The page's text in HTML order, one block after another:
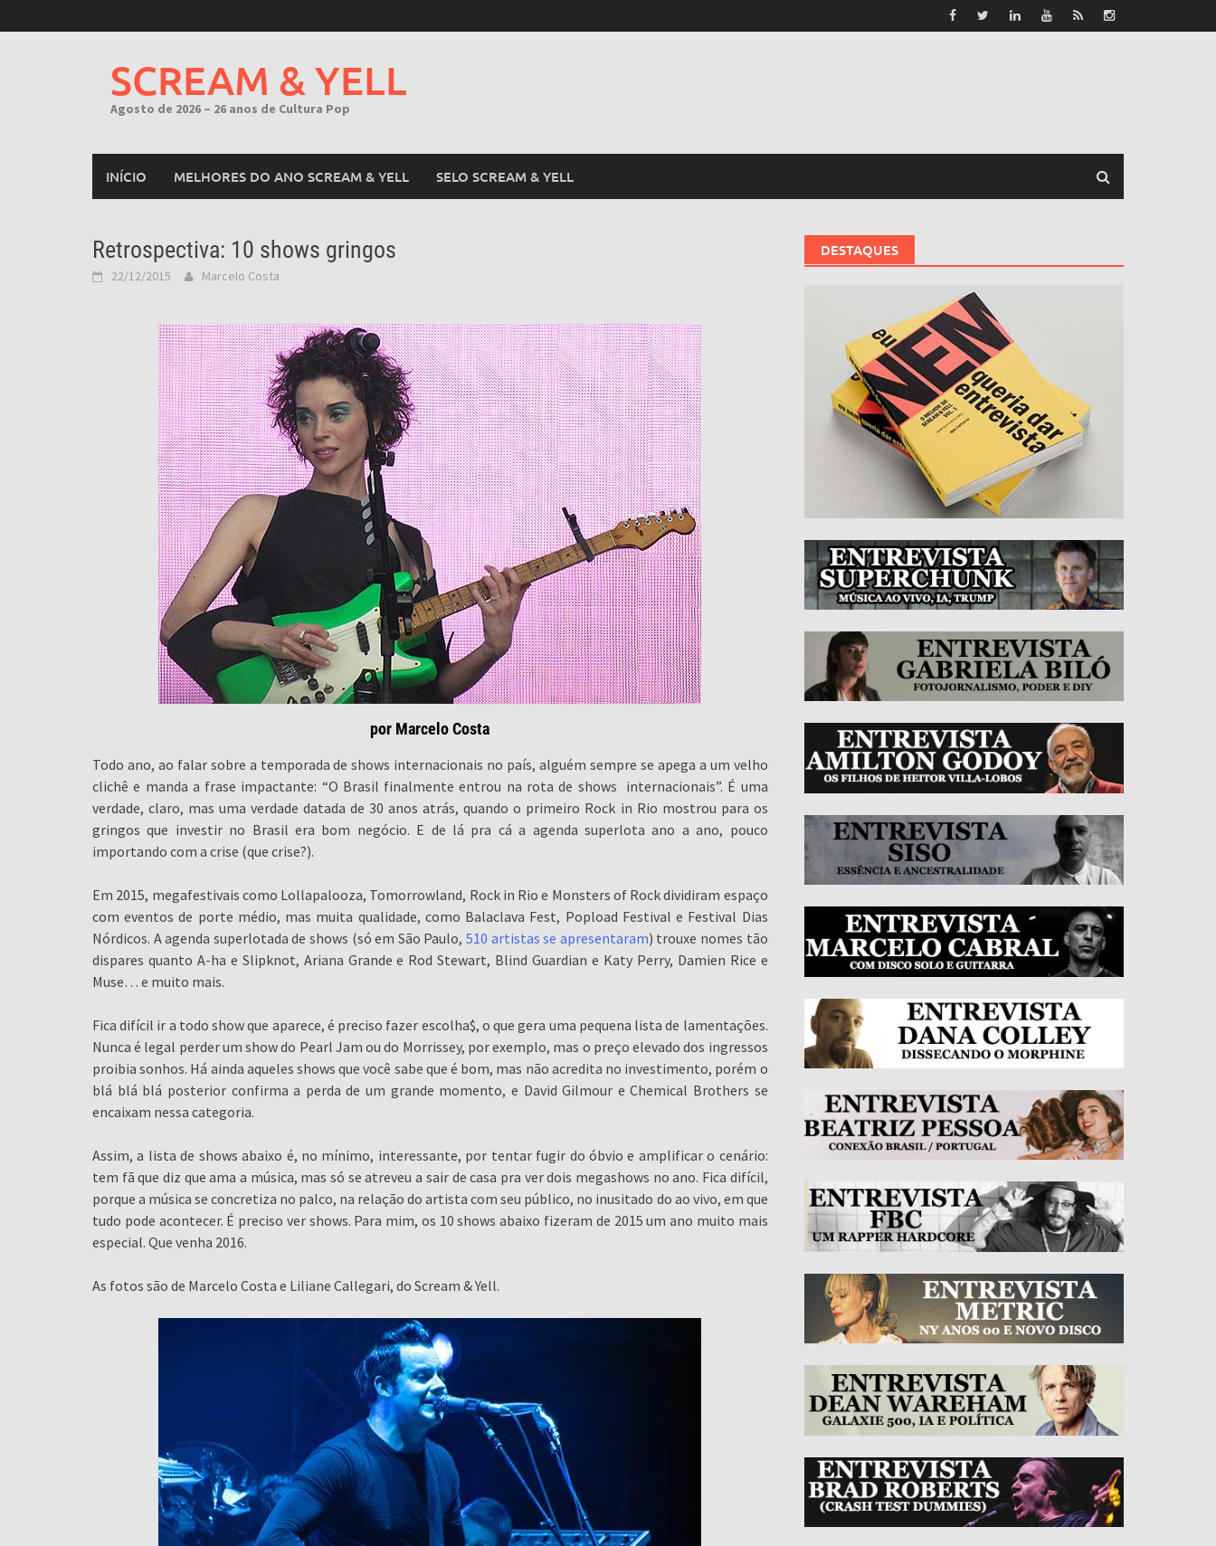
to
SCREAM & YELL
Agosto de 2026 – 26 anos de Cultura Pop
INÍCIO MELHORES DO ANO SCREAM & YELL SELO SCREAM & YELL
Retrospectiva: 10 shows gringos
22/12/2015 Marcelo Costa
por Marcelo Costa
Todo ano, ao falar sobre a temporada de shows internacionais no país, alguém sempre se apega a um velho
clichê e manda a frase impactante: “O Brasil finalmente entrou na rota de shows internacionais”. É uma
verdade, claro, mas uma verdade datada de 30 anos atrás, quando o primeiro Rock in Rio mostrou para os
gringos que investir no Brasil era bom negócio. E de lá pra cá a agenda superlota ano a ano, pouco
importando com a crise (que crise?).
Em 2015, megafestivais como Lollapalooza, Tomorrowland, Rock in Rio e Monsters of Rock dividiram espaço
com eventos de porte médio, mas muita qualidade, como Balaclava Fest, Popload Festival e Festival Dias
Nórdicos. A agenda superlotada de shows (só em São Paulo,510 artistas se apresentaram) trouxe nomes tão
dispares quanto A-ha e Slipknot, Ariana Grande e Rod Stewart, Blind Guardian e Katy Perry, Damien Rice e
Muse… e muito mais.
Fica difícil ir a todo show que aparece, é preciso fazer escolha$, o que gera uma pequena lista de lamentações.
Nunca é legal perder um show do Pearl Jam ou do Morrissey, por exemplo, mas o preço elevado dos ingressos
proibia sonhos. Há ainda aqueles shows que você sabe que é bom, mas não acredita no investimento, porém o
blá blá blá posterior confirma a perda de um grande momento, e David Gilmour e Chemical Brothers se
encaixam nessa categoria.
Assim, a lista de shows abaixo é, no mínimo, interessante, por tentar fugir do óbvio e amplificar o cenário:
tem fã que diz que ama a música, mas só se atreveu a sair de casa pra ver dois megashows no ano. Fica difícil,
porque a música se concretiza no palco, na relação do artista com seu público, no inusitado do ao vivo, em que
tudo pode acontecer. É preciso ver shows. Para mim, os 10 shows abaixo fizeram de 2015 um ano muito mais
especial. Que venha 2016.
As fotos são de Marcelo Costa e Liliane Callegari, do Scream & Yell.
DESTAQUES